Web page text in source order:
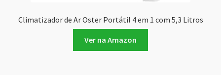
Climatizador de Ar Oster Portátil 4 em 1 com 5,3 Litros
Ver na Amazon